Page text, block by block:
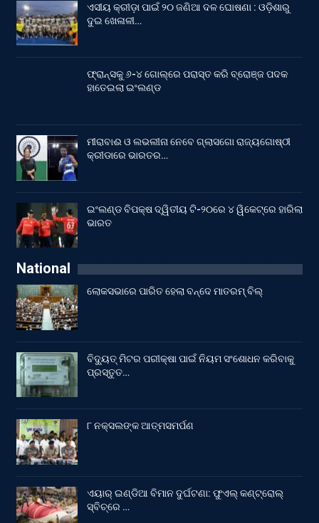
ଏସୀୟ କ୍ରୀଡ଼ା ପାଇଁ ୨୦ ଜଣିଆ ଦଳ ଘୋଷଣା : ଓଡ଼ିଶାରୁ
ଦୁଇ ଖେଳାଳୀ…
ଫ୍ରାନ୍ସକୁ ୬-୪ ଗୋଲ୍‌ରେ ପରାସ୍ତ କରି ବ୍ରୋଞ୍ଜ ପଦକ
ହାତେଇଲା ଇଂଲଣ୍ଡ
ମୀରାବାଈ ଓ ଲଭଲୀନା ନେବେ ଗ୍ଲାସଗୋ ରାଜ୍ୟଗୋଷ୍ଠୀ
କ୍ରୀଡାରେ ଭାରତର…
ଇଂଲଣ୍ଡ ବିପକ୍ଷ ଦ୍ୱିତୀୟ ଟି-୨୦ରେ ୪ ୱିକେଟ୍‌ରେ ହାରିଲା
ଭାରତ
National
ଲୋକସଭାରେ ପାରିତ ହେଲା ବନ୍ଦେ ମାତରମ୍‌ ବିଲ୍‌
ବିଦ୍ୟୁତ୍ ମିଟର ପରୀକ୍ଷା ପାଇଁ ନିୟମ ସଂଶୋଧନ କରିବାକୁ
ପ୍ରସ୍ତୁତ…
୮ ନକ୍ସଲଙ୍କ ଆତ୍ମସମର୍ପଣ
ଏୟାର୍ ଇଣ୍ଡିଆ ବିମାନ ଦୁର୍ଘଟଣା: ଫୁଏଲ୍‌ କଣ୍ଟ୍ରୋଲ୍‌
ସ୍ବିଚ୍‌ରେ …